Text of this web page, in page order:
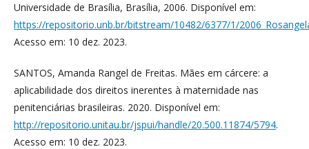
Universidade de Brasília, Brasília, 2006. Disponível em:
https://repositorio.unb.br/bitstream/10482/6377/1/
Acesso em: 10 dez. 2023.
SANTOS, Amanda Rangel de Freitas. Mães em cárcere: a
aplicabilidade dos direitos inerentes à maternidade nas
penitenciárias brasileiras. 2020. Disponível em:
http://repositorio.unitau.br/jspui/handle/20.500.11874/5794.
Acesso em: 10 dez. 2023.